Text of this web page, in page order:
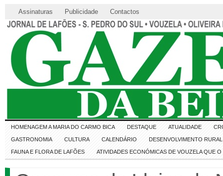
Assinaturas Publicidade Contactos
HOMENAGEM A MARIA DO CARMO BICA DESTAQUE ATUALIDADE
GASTRONOMIA CULTURA CALENDÁRIO DESENVOLVIMENTO RURAL
FAUNA E FLORA DE LAFÕES ATIVIDADES ECONÓMICAS DE VOUZELA QUE